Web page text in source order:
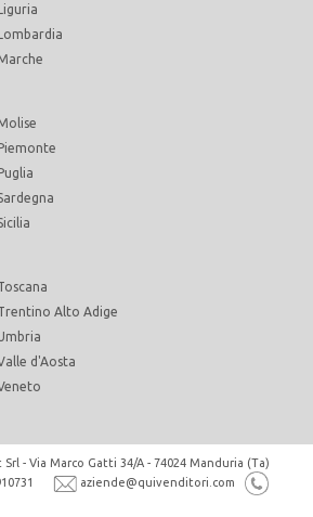
Alto Adige
d'Aosta
- Via Marco Gatti 34/A - 74024 Manduria (Ta)
aziende@quivenditori.com